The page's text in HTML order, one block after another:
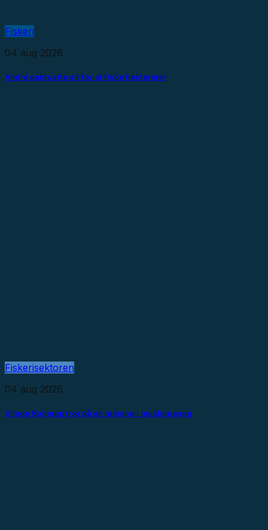
Fiskeri
04 aug 2026
André pantsatte alt for at fiske hesterejer
Fiskerisektoren
04 aug 2026
Simon Kollerup tror på en løsning i muslingesag